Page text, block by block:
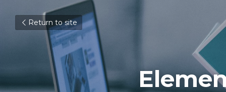
Return to site